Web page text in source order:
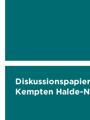
Kempten Halde-